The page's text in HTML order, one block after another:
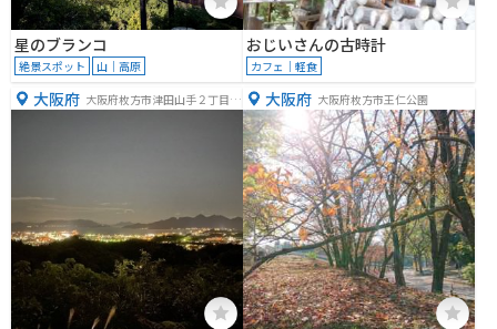
星のブランコ
絶景スポット 山｜高原
おじいさんの古時計
カフェ｜軽食
大阪府 大阪府枚方市津田山手２丁目３
大阪府 大阪府枚方市王仁公園